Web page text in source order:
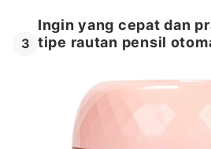
3
Ingin yang cepat dan
tipe rautan pensil